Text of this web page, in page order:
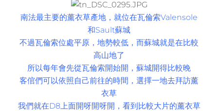
南法最主要的薰衣草產地，就位在瓦倫索Valensole
和Sault蘇城
不過瓦倫索位處平原，地勢較低，而蘇城就是在比較
高山地了
所以每年會先從瓦倫索開始開，蘇城開得比較晚
客倌們可以依照自己前往的時間，選擇一地去拜訪薰
衣草
我們就在D8上面開呀開呀開，看到比較大片的薰衣草